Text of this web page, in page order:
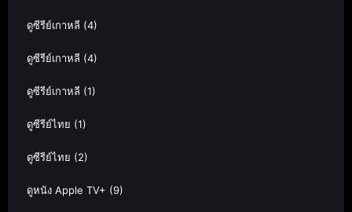
ดูซีรีย์เกาหลี (4)
ดูซีรีย์เกาหลี (4)
ดูซีรีย์เกาหลี (1)
ดูซีรีย์ไทย (1)
ดูซีรีย์ไทย (2)
ดูหนัง Apple TV+ (9)